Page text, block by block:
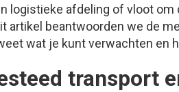
logistieke afdeling of vloot
artikel beantwoorden we de
wat je kunt verwachten en
transport